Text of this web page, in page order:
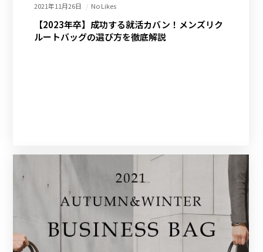
2021年11月26日 No Likes
【2023年卒】成功する就活カバン！メンズリク
ルートバッグの選び方を徹底解説